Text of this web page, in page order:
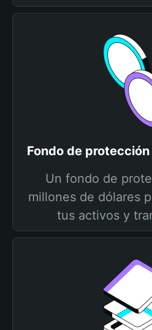
Fondo de
Un fondo de
millones de dólares
tus activos y